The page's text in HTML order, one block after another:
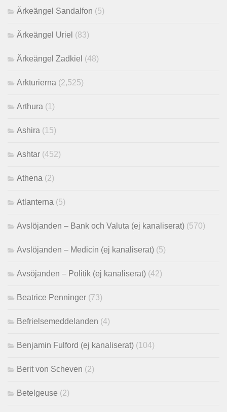
Ärkeängel Sandalfon (5)
Ärkeängel Uriel (83)
Ärkeängel Zadkiel (48)
Arkturierna (2,525)
Arthura (1)
Ashira (15)
Ashtar (452)
Athena (2)
Atlanterna (5)
Avslöjanden – Bank och Valuta (ej kanaliserat) (570)
Avslöjanden – Medicin (ej kanaliserat) (5)
Avsöjanden – Politik (ej kanaliserat) (42)
Beatrice Penninger (73)
Befrielsemeddelanden (4)
Benjamin Fulford (ej kanaliserat) (104)
Berit von Scheven (2)
Betelgeuse (2)